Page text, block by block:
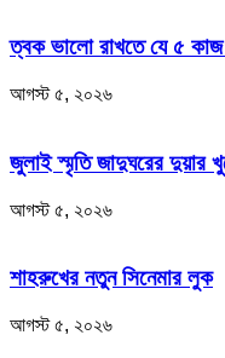
ত্বক ভালো রাখতে যে ৫
আগস্ট ৫, ২০২৬
জুলাই স্মৃতি জাদুঘরের দুয়ার
আগস্ট ৫, ২০২৬
শাহরুখের নতুন সিনেমার লুক
আগস্ট ৫, ২০২৬